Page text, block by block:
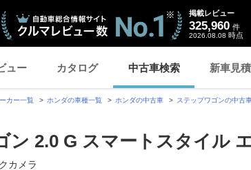
掲載レビュー
325,960 件
2026.08.08 時点
ュー カタログ 中古車検索 新車見
ーカー一覧 ホンダの車種一覧 ホンダの中古車 ステップワゴンの中古
ン 2.0 G スマートスタイル
メラ